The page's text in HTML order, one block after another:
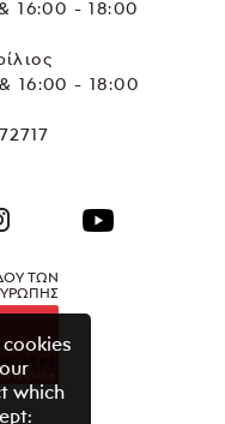
16:00 - 18:00
16:00 - 18:00
ΤΩΝ
which